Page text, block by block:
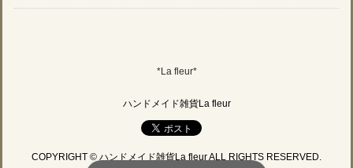
*La fleur*
ハンドメイド雑貨La fleur
COPYRIGHT © ハンドメイド雑貨La fleur ALL RIGHTS RESERVED.